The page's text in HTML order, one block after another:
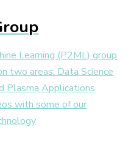
Learning (P2ML) group
two areas: Data Science
Plasma Applications
with some of our